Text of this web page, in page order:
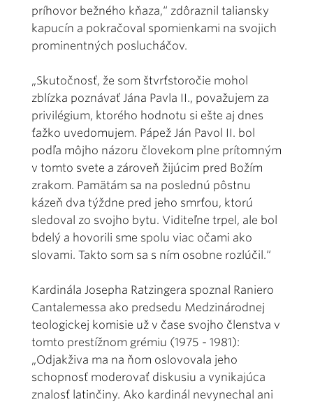
príhovor bežného kňaza,“ zdôraznil taliansky
kapucín a pokračoval spomienkami na svojich
prominentných poslucháčov.
„Skutočnosť, že som štvrťstoročie mohol
zblízka poznávať Jána Pavla II., považujem za
privilégium, ktorého hodnotu si ešte aj dnes
ťažko uvedomujem. Pápež Ján Pavol II. bol
podľa môjho názoru človekom plne prítomným
v tomto svete a zároveň žijúcim pred Božím
zrakom. Pamätám sa na poslednú pôstnu
kázeň dva týždne pred jeho smrťou, ktorú
sledoval zo svojho bytu. Viditeľne trpel, ale bol
bdelý a hovorili sme spolu viac očami ako
slovami. Takto som sa s ním osobne rozlúčil.“
Kardinála Josepha Ratzingera spoznal Raniero
Cantalemessa ako predsedu Medzinárodnej
teologickej komisie už v čase svojho členstva v
tomto prestížnom grémiu (1975 - 1981):
„Odjakživa ma na ňom oslovovala jeho
schopnosť moderovať diskusiu a vynikajúca
znalosť latinčiny. Ako kardinál nevynechal ani